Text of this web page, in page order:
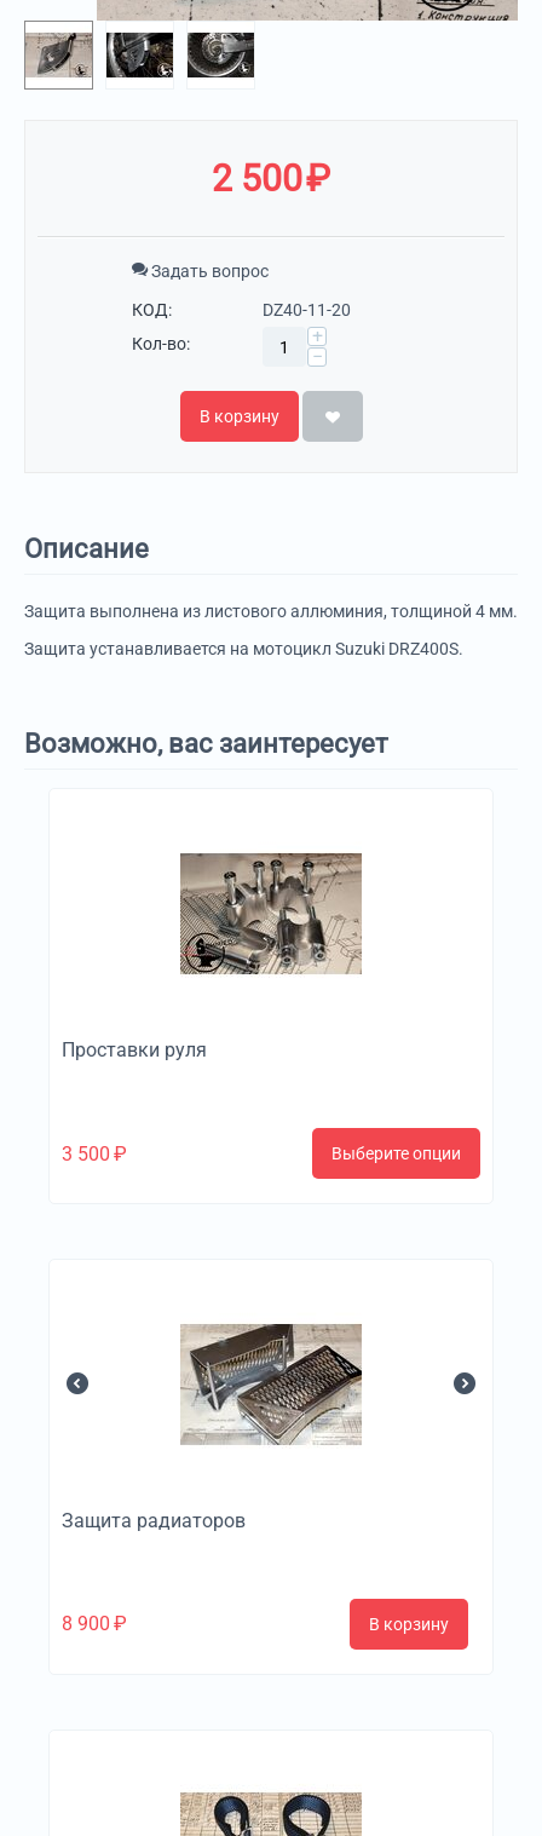
2 500₽
Задать вопрос
КОД:
DZ40-11-20
Кол-во:
+
−
В корзину
Описание
Защита выполнена из листового аллюминия, толщиной 4 мм.
Защита устанавливается на мотоцикл Suzuki DRZ400S.
Возможно, вас заинтересует
Проставки руля
3 500 ₽ Выберите опции
Защита радиаторов
8 900 ₽ В корзину